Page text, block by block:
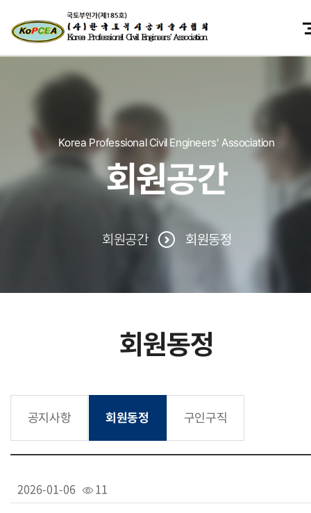
Korea Professional Civil Engineers’ Association
회원공간
회원공간 회원동정
회원동정
공지사항 회원동정 구인구직
2026-01-06 11